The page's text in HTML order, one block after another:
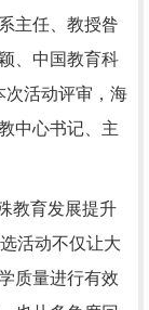
主任、教授昝
、中国教育科
次活动评审，海
中心书记、主
教育发展提升
活动不仅让大
质量进行有效